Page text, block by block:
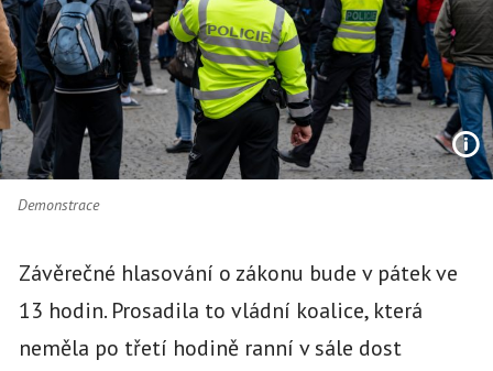
Demonstrace
Závěrečné hlasování o zákonu bude v pátek ve
13 hodin. Prosadila to vládní koalice, která
neměla po třetí hodině ranní v sále dost